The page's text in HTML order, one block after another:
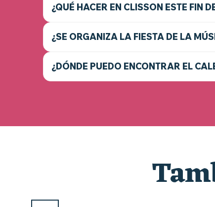
¿QUÉ HACER EN CLISSON ESTE FIN
¿SE ORGANIZA LA FIESTA DE LA
¿DÓNDE PUEDO ENCONTRAR EL